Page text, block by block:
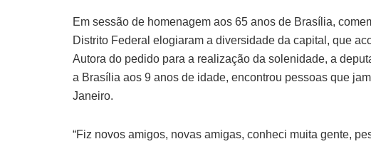
Em sessão de homenagem aos 65 anos de Brasília,
Distrito Federal elogiaram a diversidade da capital, que
Autora do pedido para a realização da solenidade, a
a Brasília aos 9 anos de idade, encontrou pessoas que
Janeiro.
“Fiz novos amigos, novas amigas, conheci muita gente,